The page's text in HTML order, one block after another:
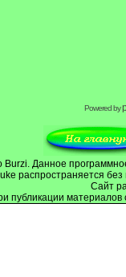
Powered by
Burzi. Данное
распространяется
Cайт
публикации